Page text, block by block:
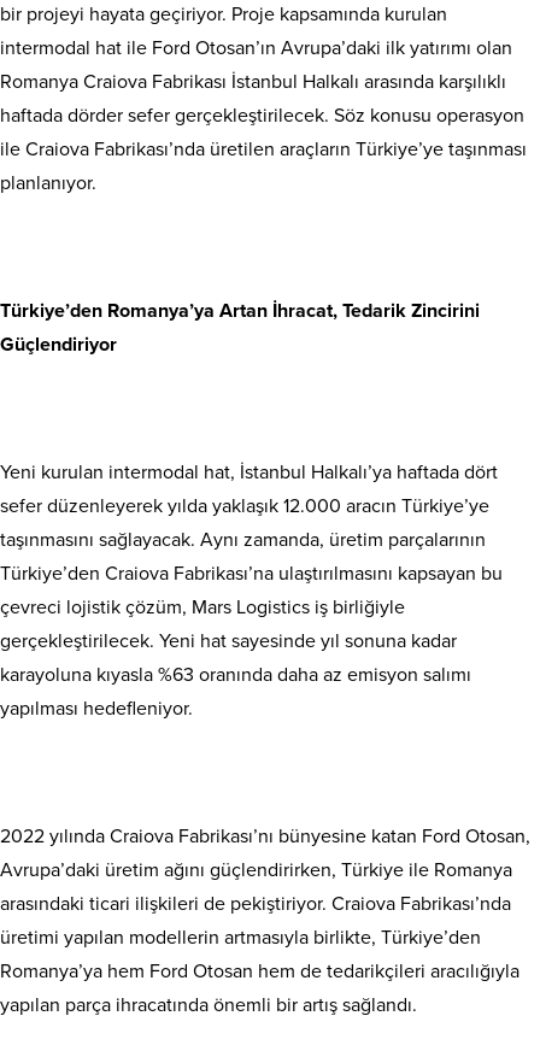
bir projeyi hayata geçiriyor. Proje kapsamında kurulan
intermodal hat ile Ford Otosan’ın Avrupa’daki ilk yatırımı olan
Romanya Craiova Fabrikası İstanbul Halkalı arasında karşılıklı
haftada dörder sefer gerçekleştirilecek. Söz konusu operasyon
ile Craiova Fabrikası’nda üretilen araçların Türkiye’ye taşınması
planlanıyor.
Türkiye’den Romanya’ya Artan İhracat, Tedarik Zincirini
Güçlendiriyor
Yeni kurulan intermodal hat, İstanbul Halkalı’ya haftada dört
sefer düzenleyerek yılda yaklaşık 12.000 aracın Türkiye’ye
taşınmasını sağlayacak. Aynı zamanda, üretim parçalarının
Türkiye’den Craiova Fabrikası’na ulaştırılmasını kapsayan bu
çevreci lojistik çözüm, Mars Logistics iş birliğiyle
gerçekleştirilecek. Yeni hat sayesinde yıl sonuna kadar
karayoluna kıyasla %63 oranında daha az emisyon salımı
yapılması hedefleniyor.
2022 yılında Craiova Fabrikası’nı bünyesine katan Ford Otosan,
Avrupa’daki üretim ağını güçlendirirken, Türkiye ile Romanya
arasındaki ticari ilişkileri de pekiştiriyor. Craiova Fabrikası’nda
üretimi yapılan modellerin artmasıyla birlikte, Türkiye’den
Romanya’ya hem Ford Otosan hem de tedarikçileri aracılığıyla
yapılan parça ihracatında önemli bir artış sağlandı.